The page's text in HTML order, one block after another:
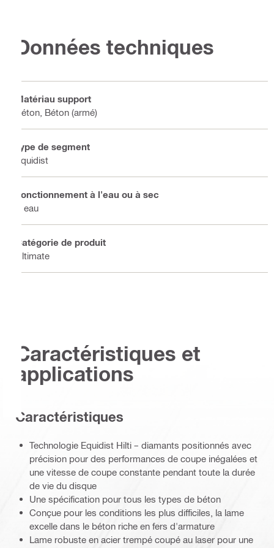
Données techniques
Matériau support
Béton, Béton (armé)
Type de segment
Equidist
Fonctionnement à l'eau ou à sec
À eau
Catégorie de produit
Ultimate
Caractéristiques et
applications
Caractéristiques
Technologie Equidist Hilti – diamants positionnés avec
précision pour des performances de coupe inégalées et
une vitesse de coupe constante pendant toute la durée
de vie du disque
Une spécification pour tous les types de béton
Conçue pour les conditions les plus difficiles, la lame
excelle dans le béton riche en fers d'armature
Lame robuste en acier trempé coupé au laser pour une